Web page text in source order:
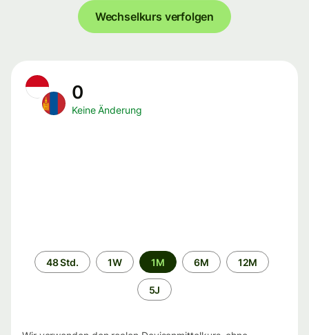
Wechselkurs verfolgen
0
Keine Änderung
Zeitraum
48 Std. 1W 1M 6M 12M
5J